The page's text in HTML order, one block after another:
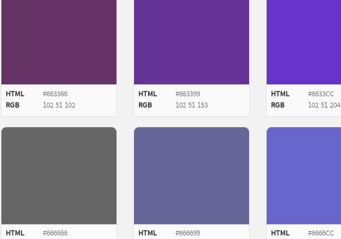
HTML
#663366
RGB
102 51 102
HTML
#663399
RGB
102 51 153
HTML
#6633CC
RGB
102 51 204
HTML
#666666
HTML
#666699
HTML
#6666CC